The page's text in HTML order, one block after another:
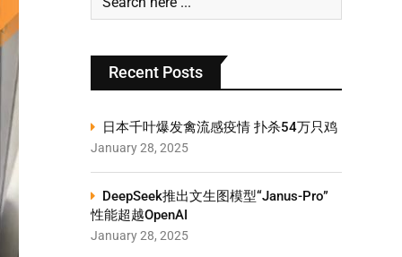
Recent Posts
日本千叶爆发禽流感疫情 扑杀54万只鸡
January 28, 2025
DeepSeek推出文生图模型“Janus-Pro”
性能超越OpenAI
January 28, 2025